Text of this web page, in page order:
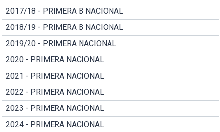
2017/18 - PRIMERA B NACIONAL
2018/19 - PRIMERA B NACIONAL
2019/20 - PRIMERA NACIONAL
2020 - PRIMERA NACIONAL
2021 - PRIMERA NACIONAL
2022 - PRIMERA NACIONAL
2023 - PRIMERA NACIONAL
2024 - PRIMERA NACIONAL